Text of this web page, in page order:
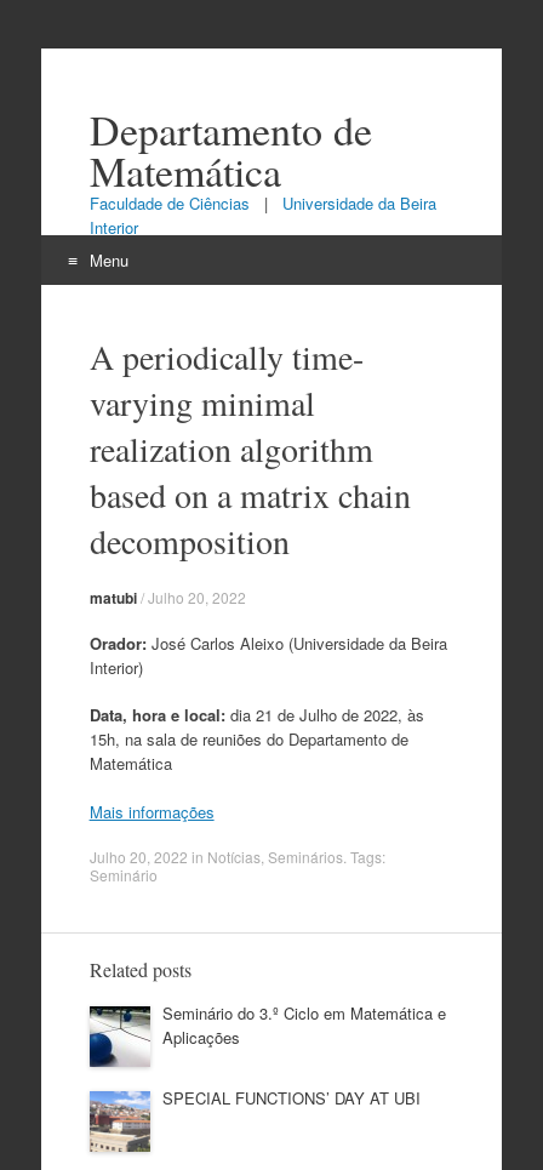
Departamento de
Matemática
Faculdade de Ciências |
Universidade da Beira
Interior
Menu
contentA periodically time-
varying minimal
realization algorithm
based on a matrix chain
decomposition
matubi/Julho 20, 2022
Orador: José Carlos Aleixo (Universidade da Beira
Interior)
Data, hora e local:dia 21 de Julho de 2022, às
15h, na sala de reuniões do Departamento de
Matemática
Mais informações
Julho 20, 2022 in Notícias, Seminários. Tags:
Seminário
Related posts
Seminário do 3.º Ciclo em Matemática e
Aplicações
SPECIAL FUNCTIONS’ DAY AT UBI